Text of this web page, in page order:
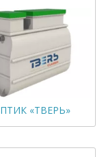
«ТВЕРЬ»